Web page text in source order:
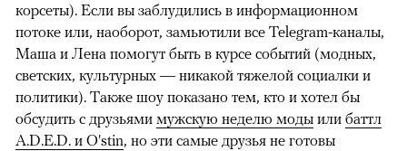
корсеты). Если вы заблудились в информационном
потоке или, наоборот, замьютили все Telegram-каналы,
Маша и Лена помогут быть в курсе событий (модных,
светских, культурных — никакой тяжелой социалки и
политики). Также шоу показано тем, кто и хотел бы
обсудить с друзьями мужскую неделю моды или баттл
A.D.E.D. и O'stin, но эти самые друзья не готовы